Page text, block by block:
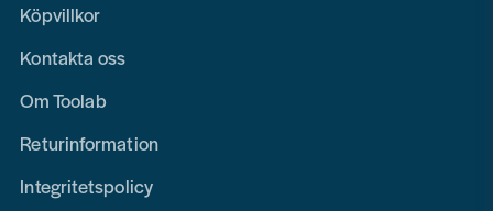
Köpvillkor
Kontakta oss
Om Toolab
Returinformation
Integritetspolicy